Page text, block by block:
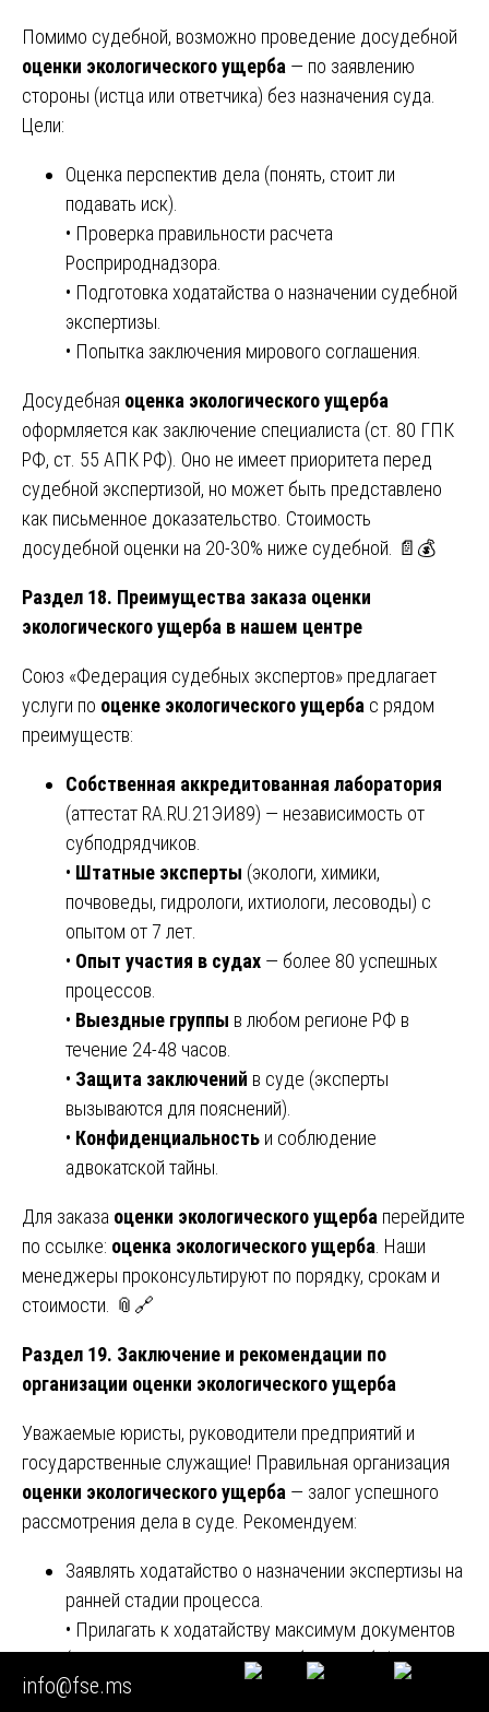
Помимо судебной, возможно проведение досудебной
оценки экологического ущерба — по заявлению
стороны (истца или ответчика) без назначения суда.
Цели:
Оценка перспектив дела (понять, стоит ли
подавать иск).
• Проверка правильности расчета
Росприроднадзора.
• Подготовка ходатайства о назначении судебной
экспертизы.
• Попытка заключения мирового соглашения.
Досудебная оценка экологического ущерба
оформляется как заключение специалиста (ст. 80 ГПК
РФ, ст. 55 АПК РФ). Оно не имеет приоритета перед
судебной экспертизой, но может быть представлено
как письменное доказательство. Стоимость
досудебной оценки на 20-30% ниже судебной. 📄💰
Раздел 18. Преимущества заказа оценки
экологического ущерба в нашем центре
Союз «Федерация судебных экспертов» предлагает
услуги по оценке экологического ущерба с рядом
преимуществ:
Собственная аккредитованная лаборатория
(аттестат RA.RU.21ЭИ89) — независимость от
субподрядчиков.
• Штатные эксперты (экологи, химики,
почвоведы, гидрологи, ихтиологи, лесоводы) с
опытом от 7 лет.
• Опыт участия в судах — более 80 успешных
процессов.
• Выездные группы в любом регионе РФ в
течение 24-48 часов.
• Защита заключений в суде (эксперты
вызываются для пояснений).
• Конфиденциальность и соблюдение
адвокатской тайны.
Для заказа оценки экологического ущерба перейдите
по ссылке: оценка экологического ущерба . Наши
менеджеры проконсультируют по порядку, срокам и
стоимости. 📎🔗
Раздел 19. Заключение и рекомендации по
организации оценки экологического ущерба
Уважаемые юристы, руководители предприятий и
государственные служащие! Правильная организация
оценки экологического ущерба — залог успешного
рассмотрения дела в суде. Рекомендуем:
Заявлять ходатайство о назначении экспертизы на
ранней стадии процесса.
• Прилагать к ходатайству максимум документов
(протоколы осмотра, акты отбора проб, фото-
видеоматериалы).
info@fse.ms